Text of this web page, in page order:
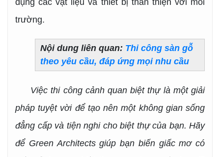
trường.
Nội dung liên quan: Thi công sàn gỗ
theo yêu cầu, đáp ứng mọi nhu cầu
Việc thi công cảnh quan biệt thự là một giải
pháp tuyệt vời để tạo nên một không gian sống
đẳng cấp và tiện nghi cho biệt thự của bạn. Hãy
để Green Architects giúp bạn biến giấc mơ có